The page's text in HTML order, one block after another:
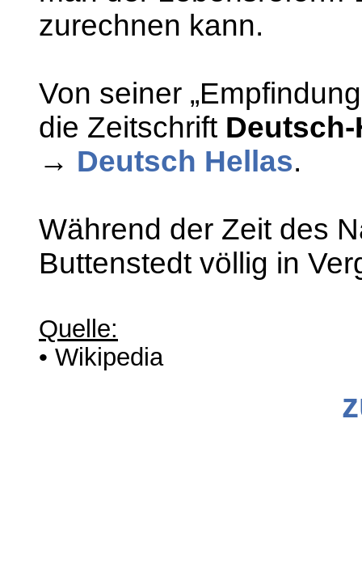
zurechnen kann.
Von seiner
die Zeitschrift
→ Deutsch Hellas.
Während der Zeit des
Buttenstedt völlig in
Quelle:
• Wikipedia